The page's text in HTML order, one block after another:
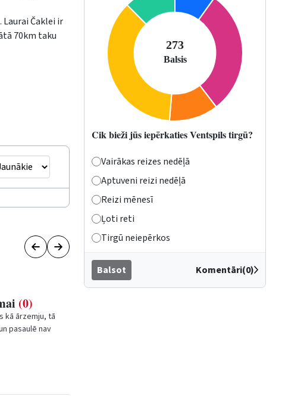
Čaklei ir
70km taku
(0)
kā ārzemju, tā
pasaulē nav
Cik bieži jūs iepērkaties Ventspils tirgū?
Vairākas reizes nedēļā
Aptuveni reizi nedēļā
Reizi mēnesī
Ļoti reti
Tirgū neiepērkos
Balsot Komentāri(0)